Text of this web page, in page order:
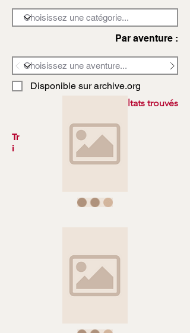
Par aventure :
Disponible sur archive.org
3972 résultats trouvés
Tr
i